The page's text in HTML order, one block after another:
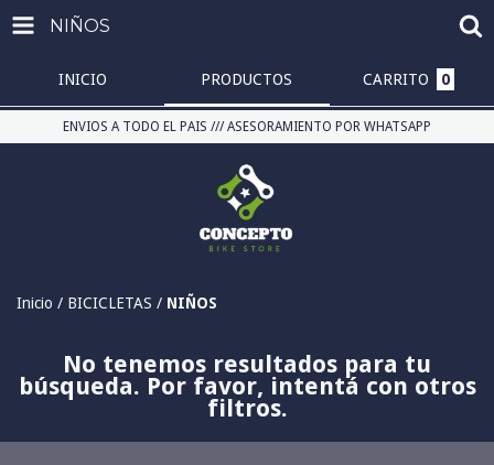
NIÑOS
INICIO PRODUCTOS CARRITO 0
ENVIOS A TODO EL PAIS /// ASESORAMIENTO POR WHATSAPP
Inicio / BICICLETAS / NIÑOS
No tenemos resultados para tu
búsqueda. Por favor, intentá con otros
filtros.